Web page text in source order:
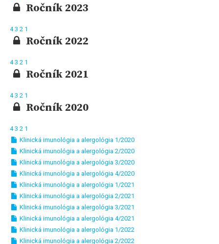
Ročník 2023
43 2 1
Ročník 2022
43 2 1
Ročník 2021
43 2 1
Ročník 2020
43 2 1
Klinická imunológia a alergológia 1/2020
Klinická imunológia a alergológia 2/2020
Klinická imunológia a alergológia 3/2020
Klinická imunológia a alergológia 4/2020
Klinická imunológia a alergológia 1/2021
Klinická imunológia a alergológia 2/2021
Klinická imunológia a alergológia 3/2021
Klinická imunológia a alergológia 4/2021
Klinická imunológia a alergológia 1/2022
Klinická imunológia a alergológia 2/2022